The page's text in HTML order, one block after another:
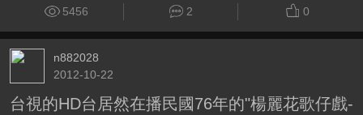
5456 2 0
n882028
2012-10-22
台視的HD台居然在播民國76年的"楊麗花歌仔戲-